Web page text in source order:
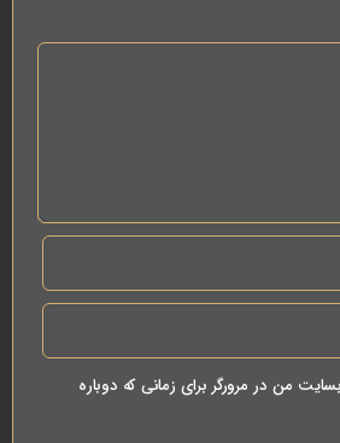
من در مرورگر برای زمانی که دوباره